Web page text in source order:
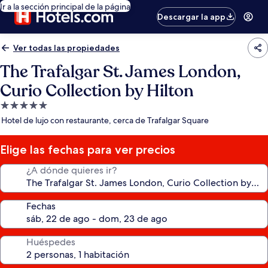
Ir a la sección principal de la página
Descargar la app
Ver todas las propiedades
The Trafalgar St. James London,
Curio Collection by Hilton
Propiedad
de
estrellas
Hotel de lujo con restaurante, cerca de Trafalgar Square
Elige las fechas para ver precios
¿A dónde quieres ir?
Fechas
Huéspedes